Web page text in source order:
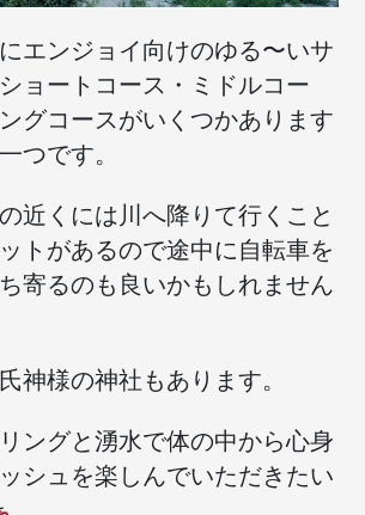
エンジョイ向けのゆる〜いサ
ョートコース・ミドルコー
グコースがいくつかあります
つです。
近くには川へ降りて行くこと
トがあるので途中に自転車を
寄るのも良いかもしれません
神様の神社もあります。
ングと湧水で体の中から心身
シュを楽しんでいただきたい